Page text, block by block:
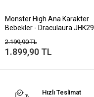
Monster High Ana Karakter
Bebekler - Draculaura JHK29
2.199,90 TL
1.899,90 TL
Hızlı Teslimat